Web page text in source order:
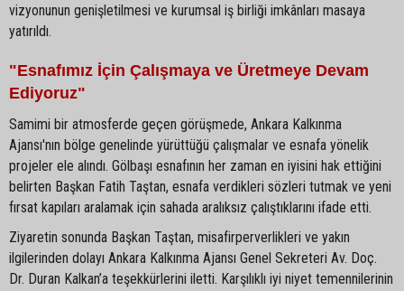
vizyonunun genişletilmesi ve kurumsal iş birliği imkânları masaya
yatırıldı.
"Esnafımız İçin Çalışmaya ve Üretmeye Devam
Ediyoruz"
Samimi bir atmosferde geçen görüşmede, Ankara Kalkınma
Ajansı'nın bölge genelinde yürüttüğü çalışmalar ve esnafa yönelik
projeler ele alındı. Gölbaşı esnafının her zaman en iyisini hak ettiğini
belirten Başkan Fatih Taştan, esnafa verdikleri sözleri tutmak ve yeni
fırsat kapıları aralamak için sahada aralıksız çalıştıklarını ifade etti.
Ziyaretin sonunda Başkan Taştan, misafirperverlikleri ve yakın
ilgilerinden dolayı Ankara Kalkınma Ajansı Genel Sekreteri Av. Doç.
Dr. Duran Kalkan’a teşekkürlerini iletti. Karşılıklı iyi niyet temennilerinin